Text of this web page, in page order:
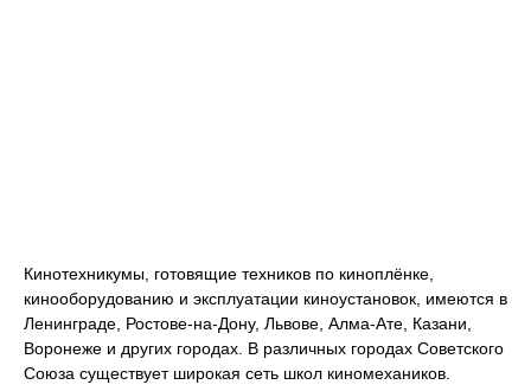
Кинотехникумы, готовящие техников по киноплёнке,
кинооборудованию и эксплуатации киноустановок, имеются в
Ленинграде, Ростове-на-Дону, Львове, Алма-Ате, Казани,
Воронеже и других городах. В различных городах Советского
Союза существует широкая сеть школ киномехаников.